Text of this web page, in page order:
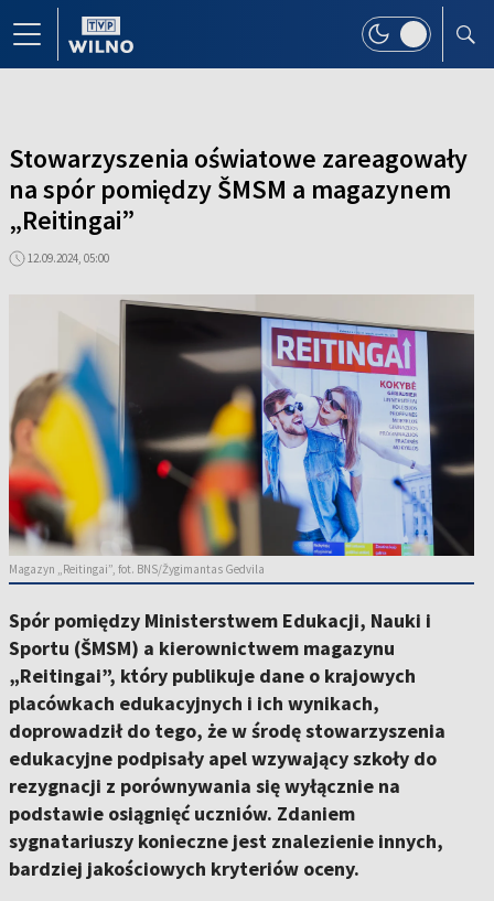
Stowarzyszenia oświatowe zareagowały
na spór pomiędzy ŠMSM a magazynem
„Reitingai”
12.09.2024, 05:00
Magazyn „Reitingai”, fot. BNS/Žygimantas Gedvila
Spór pomiędzy Ministerstwem Edukacji, Nauki i
Sportu (ŠMSM) a kierownictwem magazynu
„Reitingai”, który publikuje dane o krajowych
placówkach edukacyjnych i ich wynikach,
doprowadził do tego, że w środę stowarzyszenia
edukacyjne podpisały apel wzywający szkoły do
rezygnacji z porównywania się wyłącznie na
podstawie osiągnięć uczniów. Zdaniem
sygnatariuszy konieczne jest znalezienie innych,
bardziej jakościowych kryteriów oceny.